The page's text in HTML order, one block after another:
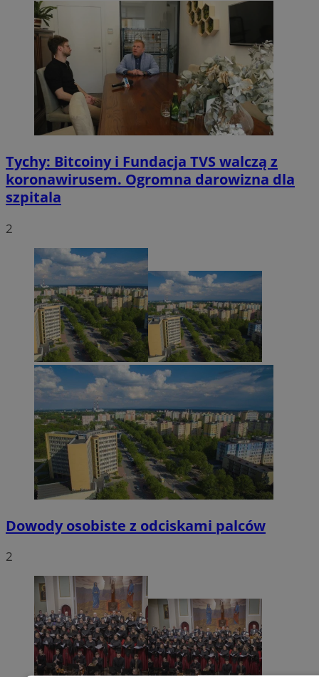
Tychy: Bitcoiny i Fundacja TVS walczą z
koronawirusem. Ogromna darowizna dla
szpitala
2
Dowody osobiste z odciskami palców
2